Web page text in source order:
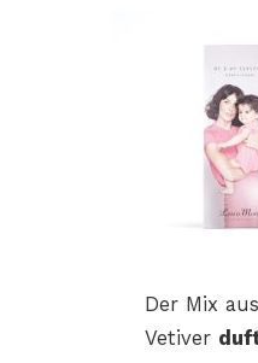
Der Mix
Vetiver